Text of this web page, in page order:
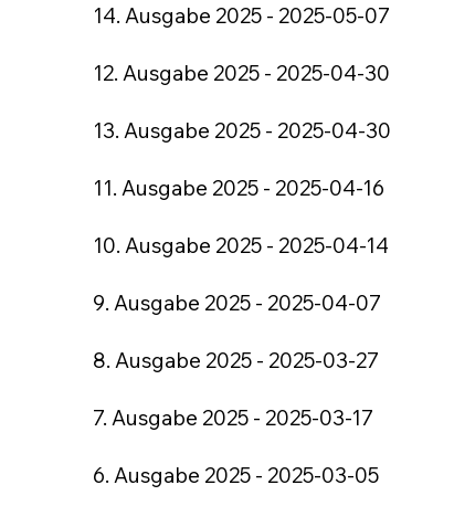
14. Ausgabe 2025 - 2025-05-07
12. Ausgabe 2025 - 2025-04-30
13. Ausgabe 2025 - 2025-04-30
11. Ausgabe 2025 - 2025-04-16
10. Ausgabe 2025 - 2025-04-14
9. Ausgabe 2025 - 2025-04-07
8. Ausgabe 2025 - 2025-03-27
7. Ausgabe 2025 - 2025-03-17
6. Ausgabe 2025 - 2025-03-05